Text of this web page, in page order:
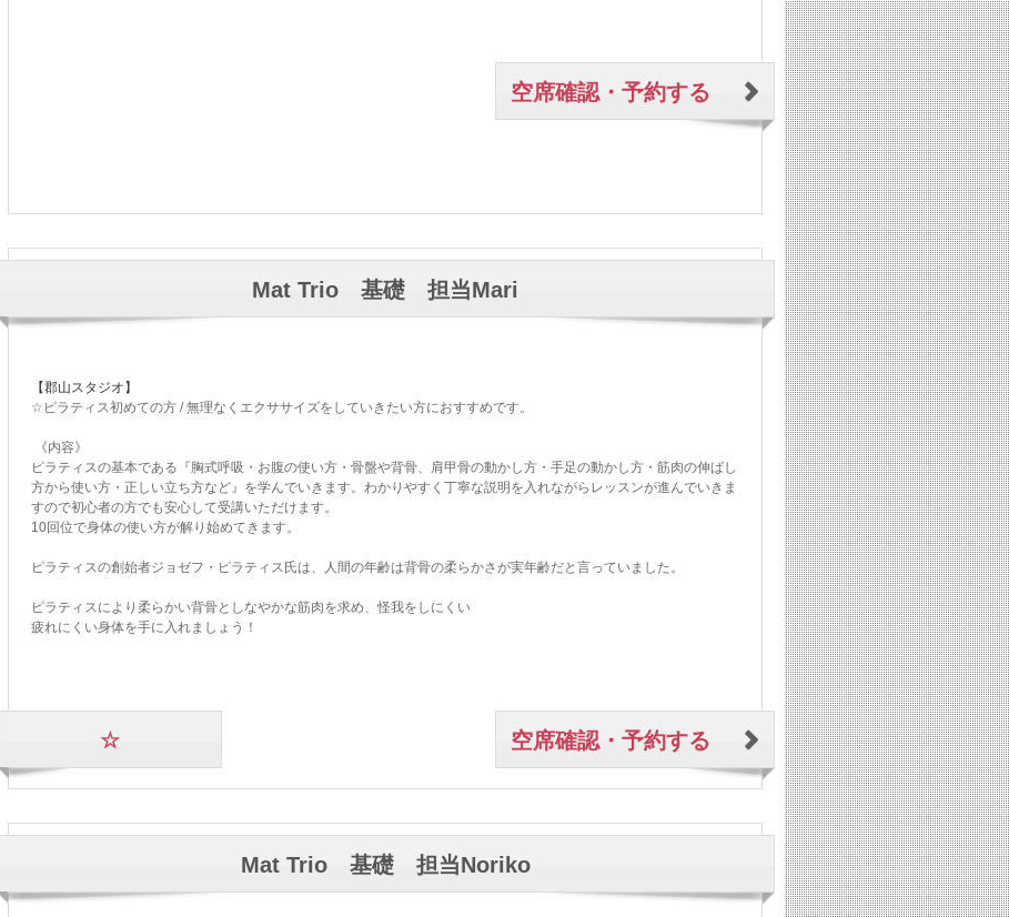
空席確認・予約する
Mat Trio 基礎 担当Mari
【郡山スタジオ】
☆ピラティス初めての方 / 無理なくエクササイズをしていきたい方におすすめです。
《内容》
ピラティスの基本である『胸式呼吸・お腹の使い方・骨盤や背骨、肩甲骨の動かし方・手足の動かし方・筋肉の伸ばし
方から使い方・正しい立ち方など』を学んでいきます。わかりやすく丁寧な説明を入れながらレッスンが進んでいきま
すので初心者の方でも安心して受講いただけます。
10回位で身体の使い方が解り始めてきます。
ピラティスの創始者ジョゼフ・ピラティス氏は、人間の年齢は背骨の柔らかさが実年齢だと言っていました。
ピラティスにより柔らかい背骨としなやかな筋肉を求め、怪我をしにくい
疲れにくい身体を手に入れましょう！
☆ 空席確認・予約する
Mat Trio 基礎 担当Noriko